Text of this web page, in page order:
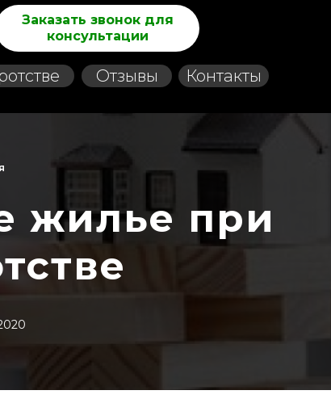
Заказать звонок для
консультации
Отзывы Контакты
Заказать звонок
жилье при